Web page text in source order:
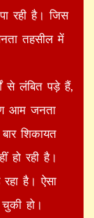
रही है। जिस
तहसील में
से लंबित पड़े हैं,
आम जनता
शिकायत
हो रही है।
है। ऐसा
हो।